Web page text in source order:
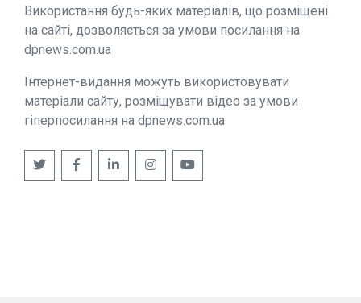
Використання будь-яких матеріалів, що розміщені
на сайті, дозволяється за умови посилання на
dpnews.com.ua
Інтернет-видання можуть використовувати
матеріали сайту, розміщувати відео за умови
гіперпосилання на dpnews.com.ua